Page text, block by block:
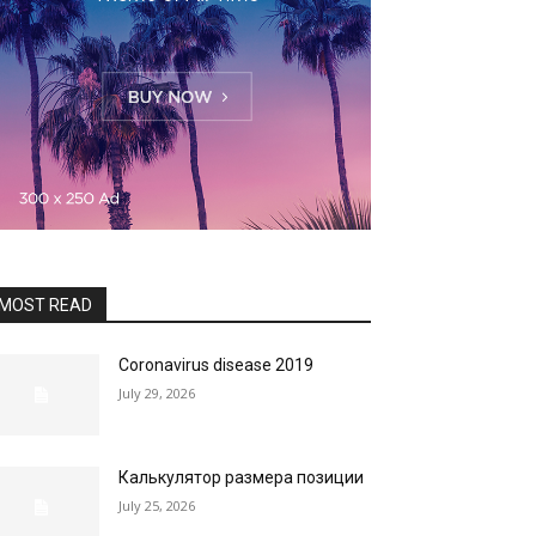
READ
Coronavirus disease 2019
July 29, 2026
Калькулятор размера позиции
July 25, 2026